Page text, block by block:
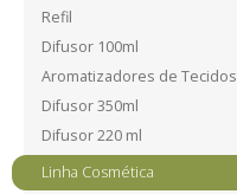
Refil
Difusor 100ml
Aromatizadores de Tecidos
Difusor 350ml
Difusor 220 ml
Linha Cosmética